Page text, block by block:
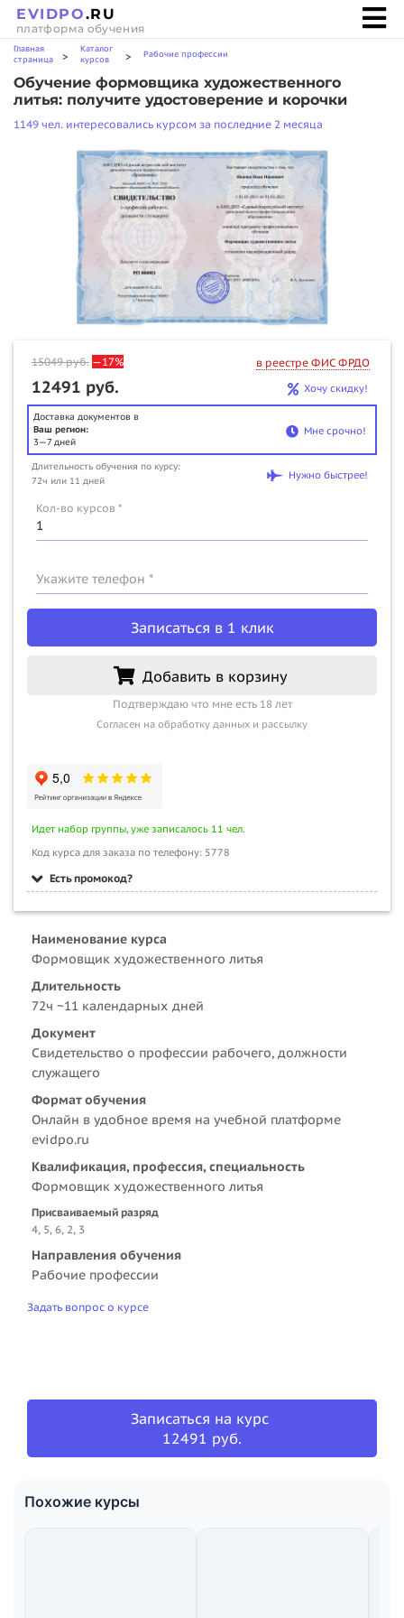
EVIDPO.RU
платформа обучения
Главная
страница
>
Каталог
курсов
> Рабочие профессии
Обучение формовщика художественного
литья: получите удостоверение и корочки
1149 чел. интересовались курсом за последние 2 месяца
15049руб. —17% в реестре ФИС ФРДО
12491 руб. Хочу скидку!
Доставка документов в
Ваш регион:
3—7 дней
Мне срочно!
Длительность обучения по курсу:
72ч или 11 дней
Нужно быстрее!
Кол-во курсов *
Укажите телефон *
Записаться в 1 клик
Добавить в корзину
Подтверждаю что мне есть 18 лет
Согласен на обработку данных и рассылку
Идет набор группы, уже записалось 11 чел.
Код курса для заказа по телефону: 5778
Есть промокод?
Наименование курса
Формовщик художественного литья
Длительность
72ч ~11 календарных дней
Документ
Свидетельство о профессии рабочего, должности
служащего
Формат обучения
Онлайн в удобное время на учебной платформе
evidpo.ru
Квалификация, профессия, специальность
Формовщик художественного литья
Присваиваемый разряд
4, 5, 6, 2, 3
Направления обучения
Рабочие профессии
Задать вопрос о курсе
Записаться на курс
12491 руб.
Похожие курсы